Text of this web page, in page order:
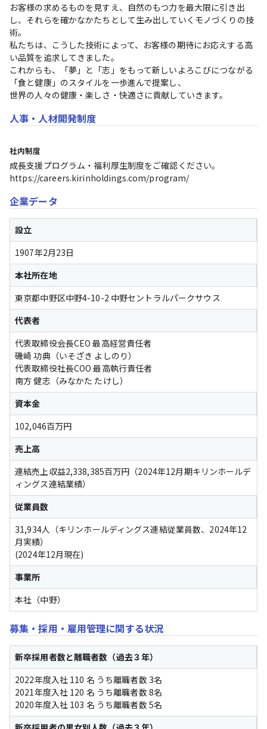
お客様の求めるものを見すえ、自然のもつ力を最大限に引き出
し、それらを確かなかたちとして生み出していくモノづくりの技
術。
私たちは、こうした技術によって、お客様の期待にお応えする高
い品質を追求してきました。
これからも、「夢」と「志」をもって新しいよろこびにつながる
「食と健康」のスタイルを一歩進んで提案し、
世界の人々の健康・楽しさ・快適さに貢献していきます。
人事・人材開発制度
社内制度
成長支援プログラム・福利厚生制度をご確認ください。
https://careers.kirinholdings.com/program/
企業データ
設立
1907年2月23日
本社所在地
東京都中野区中野4-10-2 中野セントラルパークサウス
代表者
代表取締役会長CEO 最高経営責任者
磯崎 功典（いそざき よしのり）
代表取締役社長COO 最高執行責任者
南方 健志（みなかた たけし）
資本金
102,046百万円
売上高
連結売上収益2,338,385百万円（2024年12月期キリンホールデ
ィングス連結業績）
従業員数
31,934人（キリンホールディングス連結従業員数、2024年12
月実績）
(2024年12月現在)
事業所
本社（中野）
募集・採用・雇用管理に関する状況
新卒採用者数と離職者数（過去３年）
2022年度入社 110 名 うち離職者数 3名
2021年度入社 120 名 うち離職者数 8名
2020年度入社 103 名 うち離職者数 5名